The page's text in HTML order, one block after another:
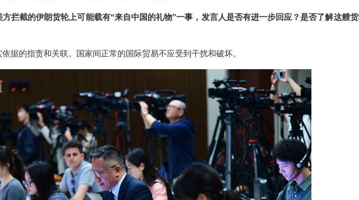
拦截的伊朗货轮上可能载有“来自中国的礼物”一事，发言人是否有进一步回应？是否了解这艘
据的指责和关联。国家间正常的国际贸易不应受到干扰和破坏。